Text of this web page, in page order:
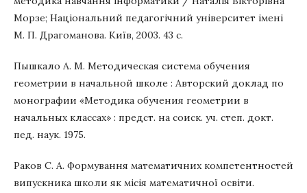
Морзе; Національний педагогічний університет імені
М. П. Драгоманова. Київ, 2003. 43 с.
Пышкало А. М. Методическая система обучения
геометрии в начальной школе : Авторский доклад по
монографии «Методика обучения геометрии в
начальных классах» : предст. на соиск. уч. степ. докт.
пед. наук. 1975.
Раков С. А. Формування математичних компетентностей
випускника школи як місія математичної освіти.